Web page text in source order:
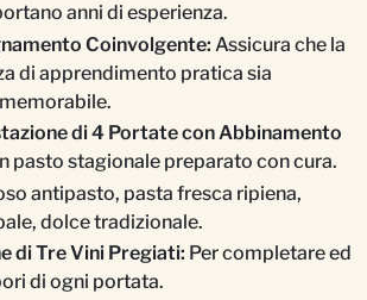
anni di esperienza.
Coinvolgente: Assicura che la
di apprendimento pratica sia
di 4 Portate con Abbinamento
pasto stagionale preparato con cura.
antipasto, pasta fresca ripiena,
dolce tradizionale.
di Tre Vini Pregiati: Per completare ed
di ogni portata.